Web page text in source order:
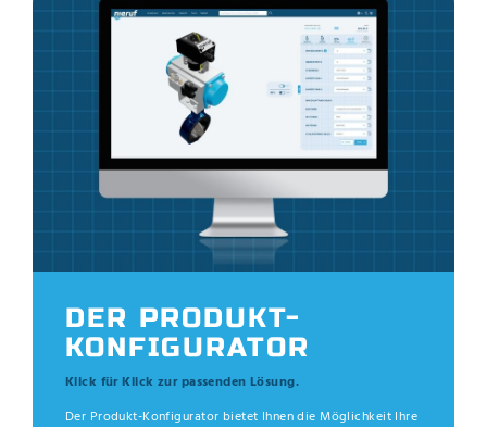
DER PRODUKT-
KONFIGURATOR
Klick für Klick zur passenden Lösung.
Der Produkt-Konfigurator bietet Ihnen die Möglichkeit Ihre